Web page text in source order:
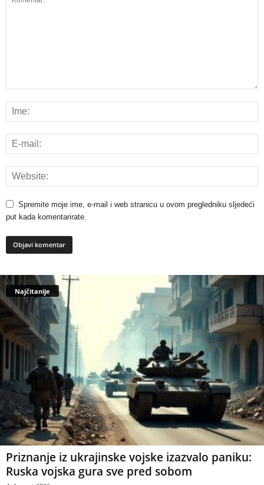
Spremite moje ime, e-mail i web stranicu u ovom pregledniku sljedeći
put kada komentarirate.
Najčitanije
Priznanje iz ukrajinske vojske izazvalo paniku:
Ruska vojska gura sve pred sobom